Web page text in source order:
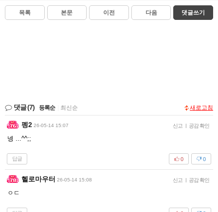
목록 본문 이전 다음 댓글쓰기
댓글(7) 등록순 최신순 새로고침
펭2 26-05-14 15:07 신고 | 공감 확인
넹 ...^^;;
답글 0
0
헬로마우터 26-05-14 15:08 신고 | 공감 확인
ㅇㄷ